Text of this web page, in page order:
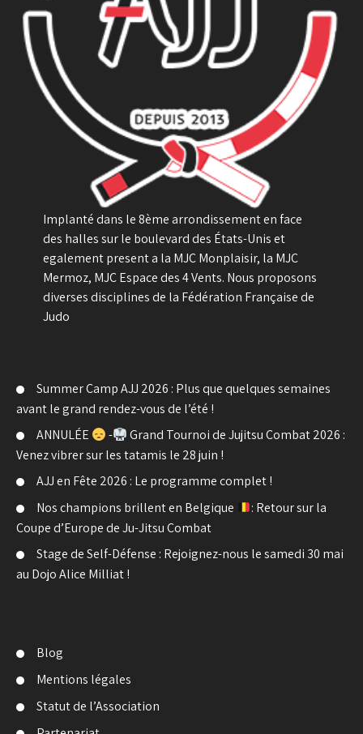
Implanté dans le 8ème arrondissement en face
des halles sur le boulevard des États-Unis et
egalement present a la MJC Monplaisir, la MJC
Mermoz, MJC Espace des 4 Vents. Nous proposons
diverses disciplines de la Fédération Française de
Judo
Summer Camp AJJ 2026 : Plus que quelques semaines
avant le grand rendez-vous de l’été !
ANNULÉE
-
Grand Tournoi de Jujitsu Combat 2026 :
Venez vibrer sur les tatamis le 28 juin !
AJJ en Fête 2026 : Le programme complet !
Nos champions brillent en Belgique
: Retour sur la
Coupe d’Europe de Ju-Jitsu Combat
Stage de Self-Défense : Rejoignez-nous le samedi 30 mai
au Dojo Alice Milliat !
Blog
Mentions légales
Statut de l’Association